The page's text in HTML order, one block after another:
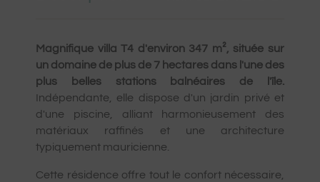
Magnifique villa T4 d'environ 347 m², située sur
un domaine de plus de 7 hectares dans l'une des
plus belles stations balnéaires de l'île.
Indépendante, elle dispose d'un jardin privé et
d'une piscine, alliant harmonieusement des
matériaux raffinés et une architecture
typiquement mauricienne.
Cette résidence offre tout le confort nécessaire,